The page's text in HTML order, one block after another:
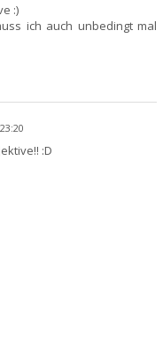
:)
ich auch unbedingt mal
:D